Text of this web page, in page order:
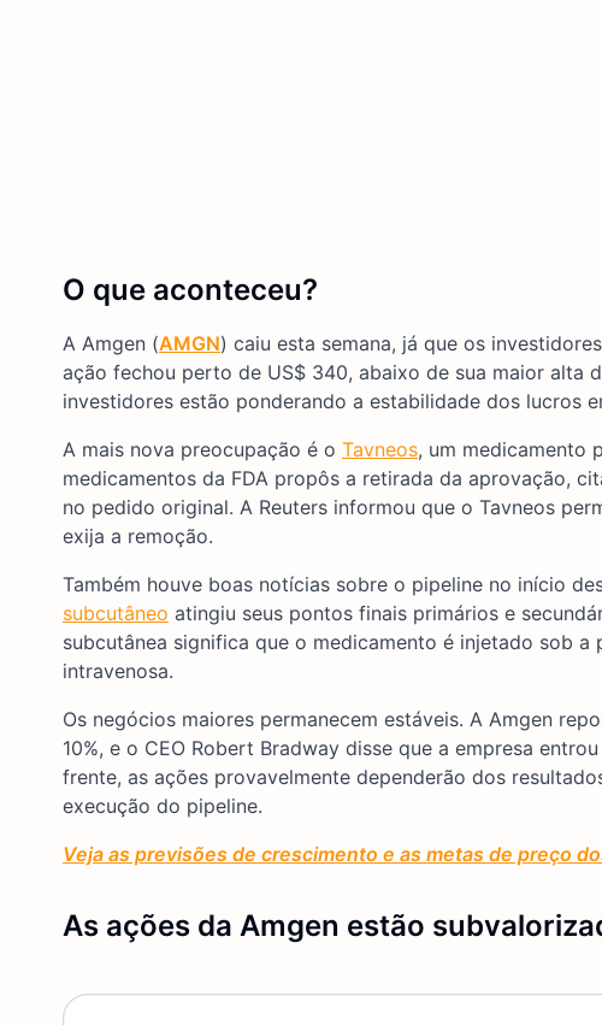
O que aconteceu?
A Amgen (AMGN) caiu esta semana, já que os
ação fechou perto de US$ 340, abaixo de sua maior alta
investidores estão ponderando a estabilidade dos lucros
A mais nova preocupação é o Tavneos, um medicamento
medicamentos da FDA propôs a retirada da aprovação,
no pedido original. A Reuters informou que o Tavneos
exija a remoção.
Também houve boas notícias sobre o pipeline no início
subcutâneo atingiu seus pontos finais primários e
subcutânea significa que o medicamento é injetado sob
intravenosa.
Os negócios maiores permanecem estáveis. A Amgen
10%, e o CEO Robert Bradway disse que a empresa
frente, as ações provavelmente dependerão dos
execução do pipeline.
Veja as previsões de crescimento e as metas de preço
As ações da Amgen estão